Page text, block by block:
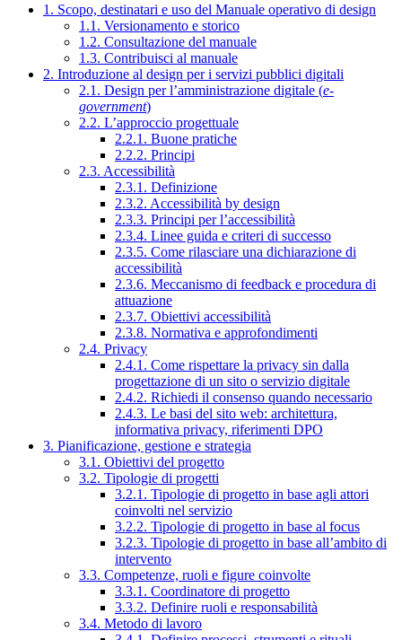
1. Scopo, destinatari e uso del Manuale operativo di design
1.1. Versionamento e storico
1.2. Consultazione del manuale
1.3. Contribuisci al manuale
2. Introduzione al design per i servizi pubblici digitali
2.1. Design per l’amministrazione digitale (e-
government)
2.2. L’approccio progettuale
2.2.1. Buone pratiche
2.2.2. Principi
2.3. Accessibilità
2.3.1. Definizione
2.3.2. Accessibilità by design
2.3.3. Principi per l’accessibilità
2.3.4. Linee guida e criteri di successo
2.3.5. Come rilasciare una dichiarazione di
accessibilità
2.3.6. Meccanismo di feedback e procedura di
attuazione
2.3.7. Obiettivi accessibilità
2.3.8. Normativa e approfondimenti
2.4. Privacy
2.4.1. Come rispettare la privacy sin dalla
progettazione di un sito o servizio digitale
2.4.2. Richiedi il consenso quando necessario
2.4.3. Le basi del sito web: architettura,
informativa privacy, riferimenti DPO
3. Pianificazione, gestione e strategia
3.1. Obiettivi del progetto
3.2. Tipologie di progetti
3.2.1. Tipologie di progetto in base agli attori
coinvolti nel servizio
3.2.2. Tipologie di progetto in base al focus
3.2.3. Tipologie di progetto in base all’ambito di
intervento
3.3. Competenze, ruoli e figure coinvolte
3.3.1. Coordinatore di progetto
3.3.2. Definire ruoli e responsabilità
3.4. Metodo di lavoro